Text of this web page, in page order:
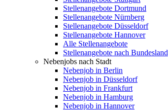
Stellenangebote Dortmund
Stellenangebote Nürnberg
Stellenangebote Düsseldorf
Stellenangebote Hannover
Alle Stellenangebote
Stellenangebote nach Bundesland
Nebenjobs nach Stadt
Nebenjob in Berlin
Nebenjob in Düsseldorf
Nebenjob in Frankfurt
Nebenjob in Hamburg
Nebenjob in Hannover